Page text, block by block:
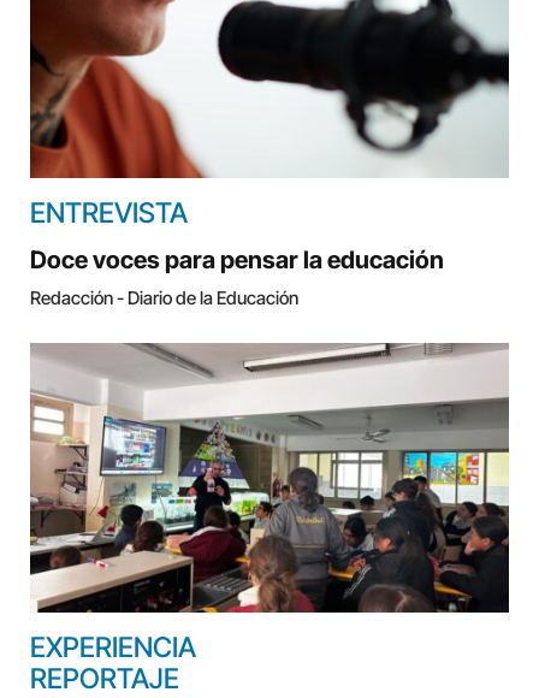
ENTREVISTA
Doce voces para pensar la educación
Redacción - Diario de la Educación
EXPERIENCIA
REPORTAJE